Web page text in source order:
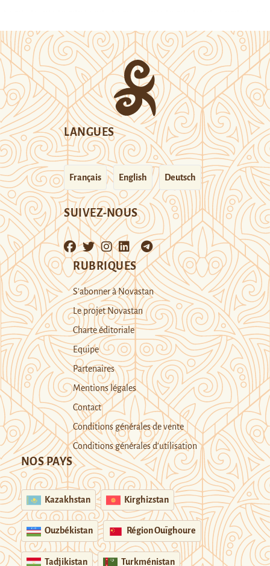
LANGUES
Français English Deutsch
SUIVEZ-NOUS
RUBRIQUES
S’abonner à Novastan
Le projet Novastan
Charte éditoriale
Equipe
Partenaires
Mentions légales
Contact
Conditions générales de vente
Conditions générales d’utilisation
NOS PAYS
Kazakhstan Kirghizstan
Ouzbékistan Région Ouïghoure
Tadjikistan Turkménistan